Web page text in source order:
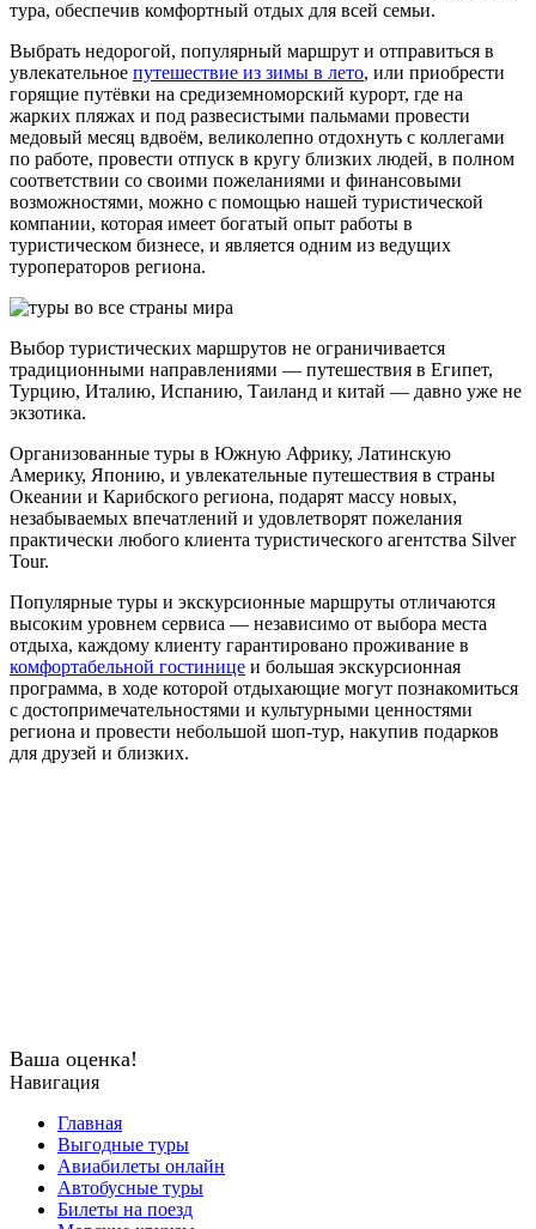
тура, обеспечив комфортный отдых для всей семьи.
Выбрать недорогой, популярный маршрут и отправиться в
увлекательное путешествие из зимы в лето, или приобрести
горящие путёвки на средиземноморский курорт, где на
жарких пляжах и под развесистыми пальмами провести
медовый месяц вдвоём, великолепно отдохнуть с коллегами
по работе, провести отпуск в кругу близких людей, в полном
соответствии со своими пожеланиями и финансовыми
возможностями, можно с помощью нашей туристической
компании, которая имеет богатый опыт работы в
туристическом бизнесе, и является одним из ведущих
туроператоров региона.
Выбор туристических маршрутов не ограничивается
традиционными направлениями — путешествия в Египет,
Турцию, Италию, Испанию, Таиланд и китай — давно уже не
экзотика.
Организованные туры в Южную Африку, Латинскую
Америку, Японию, и увлекательные путешествия в страны
Океании и Карибского региона, подарят массу новых,
незабываемых впечатлений и удовлетворят пожелания
практически любого клиента туристического агентства Silver
Tour.
Популярные туры и экскурсионные маршруты отличаются
высоким уровнем сервиса — независимо от выбора места
отдыха, каждому клиенту гарантировано проживание в
комфортабельной гостинице и большая экскурсионная
программа, в ходе которой отдыхающие могут познакомиться
с достопримечательностями и культурными ценностями
региона и провести небольшой шоп-тур, накупив подарков
для друзей и близких.
Ваша оценка!
Навигация
Главная
Выгодные туры
Авиабилеты онлайн
Автобусные туры
Билеты на поезд